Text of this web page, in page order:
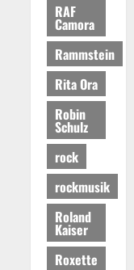
RAF
Camora
Rammstein
Rita Ora
Robin
Schulz
rock
rockmusik
Roland
Kaiser
Roxette